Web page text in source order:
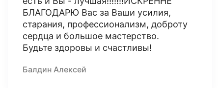
БЛАГОДАРЮ Вас за Ваши усилия,
старания, профессионализм, доброту
сердца и большое мастерство.
Будьте здоровы и счастливы!
Балдин Алексей